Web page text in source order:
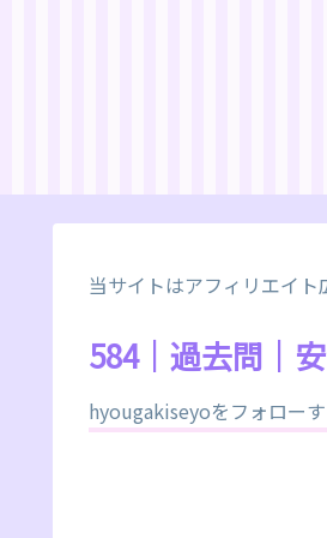
当サイトはアフィリエイ
584｜過去問｜
hyougakiseyoをフォロー